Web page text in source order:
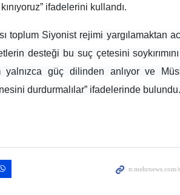
ifadelerini kullandı.
toplum Siyonist rejimi yargılamaktan
desteği bu suç çetesini
güç dilinden anlıyor ve
durdurmalılar” ifadelerinde bulundu.